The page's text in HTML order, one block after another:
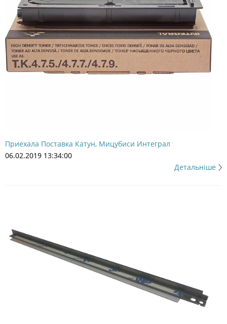
Приехала Поставка Катун, Мицубиси Интеграл
06.02.2019 13:34:00
Детальніше